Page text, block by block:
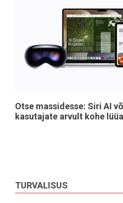
Otse massidesse: Siri AI
kasutajate arvult kohe
TURVALISUS